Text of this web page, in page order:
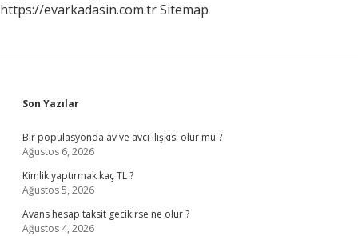
https://evarkadasin.com.trSitemap
Sidebar
Son Yazılar
Bir popülasyonda av ve avcı ilişkisi olur mu ?
Ağustos 6, 2026
Kimlik yaptırmak kaç TL ?
Ağustos 5, 2026
Avans hesap taksit gecikirse ne olur ?
Ağustos 4, 2026